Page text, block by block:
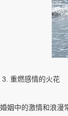
3. 重燃感情的火花
婚姻中的激情和浪漫